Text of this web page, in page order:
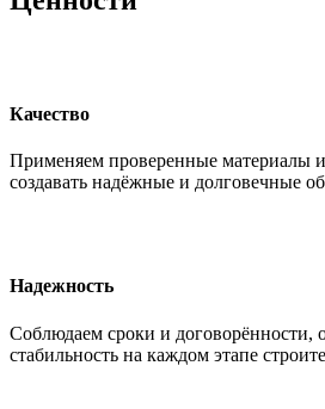
Качество
Применяем проверенные материалы
создавать надёжные и долговечные
Надежность
Соблюдаем сроки и договорённости,
стабильность на каждом этапе